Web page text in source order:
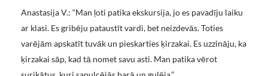
Anastasija V.: “Man ļoti patika ekskursija, jo es pavadīju laiku
ar klasi. Es gribēju pataustīt vardi, bet neizdevās. Toties
varējām apskatīt tuvāk un pieskarties ķirzakai. Es uzzināju, ka
ķirzakai sāp, kad tā nomet savu asti. Man patika vērot